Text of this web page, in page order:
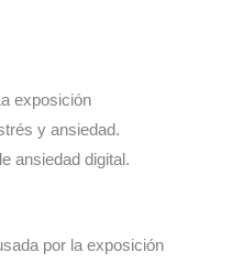
exposición
y ansiedad.
ansiedad digital.
por la exposición